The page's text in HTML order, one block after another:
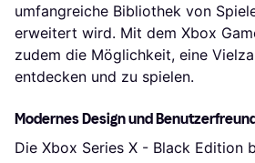
umfangreiche Bibliothek von
erweitert wird. Mit dem Xbox
zudem die Möglichkeit, eine
entdecken und zu spielen.
Modernes Design und
Die Xbox Series X - Black Edition